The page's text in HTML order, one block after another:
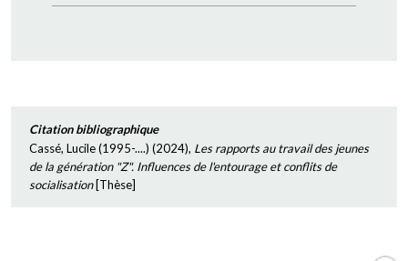
Citation bibliographique
Cassé, Lucile (1995-....) (2024), Les rapports au travail des jeunes
de la génération "Z". Influences de l'entourage et conflits de
socialisation[Thèse]